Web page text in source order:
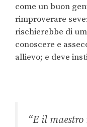
come un buon
rimproverare
rischierebbe di
conoscere e
allievo; e deve
“E il maestro